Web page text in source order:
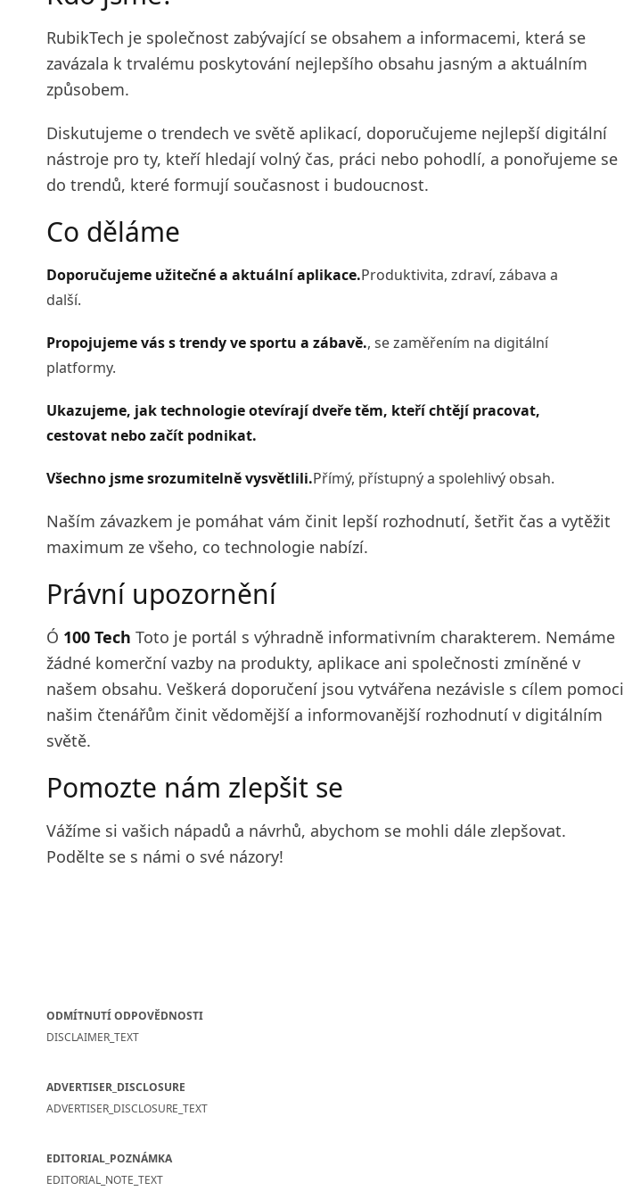
RubikTech je společnost zabývající se obsahem a informacemi, která se
zavázala k trvalému poskytování nejlepšího obsahu jasným a aktuálním
způsobem.
Diskutujeme o trendech ve světě aplikací, doporučujeme nejlepší digitální
nástroje pro ty, kteří hledají volný čas, práci nebo pohodlí, a ponořujeme se
do trendů, které formují současnost i budoucnost.
Co děláme
Doporučujeme užitečné a aktuální aplikace.Produktivita, zdraví, zábava a
další.
Propojujeme vás s trendy ve sportu a zábavě., se zaměřením na digitální
platformy.
Ukazujeme, jak technologie otevírají dveře těm, kteří chtějí pracovat,
cestovat nebo začít podnikat.
Všechno jsme srozumitelně vysvětlili.Přímý, přístupný a spolehlivý obsah.
Naším závazkem je pomáhat vám činit lepší rozhodnutí, šetřit čas a vytěžit
maximum ze všeho, co technologie nabízí.
Právní upozornění
Ó 100 Tech Toto je portál s výhradně informativním charakterem. Nemáme
žádné komerční vazby na produkty, aplikace ani společnosti zmíněné v
našem obsahu. Veškerá doporučení jsou vytvářena nezávisle s cílem pomoci
našim čtenářům činit vědomější a informovanější rozhodnutí v digitálním
světě.
Pomozte nám zlepšit se
Vážíme si vašich nápadů a návrhů, abychom se mohli dále zlepšovat.
Podělte se s námi o své názory!
ODMÍTNUTÍ ODPOVĚDNOSTI
DISCLAIMER_TEXT
ADVERTISER_DISCLOSURE
ADVERTISER_DISCLOSURE_TEXT
EDITORIAL_POZNÁMKA
EDITORIAL_NOTE_TEXT